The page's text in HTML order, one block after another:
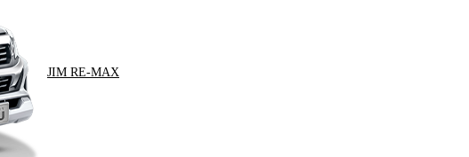
JIM RE-MAX